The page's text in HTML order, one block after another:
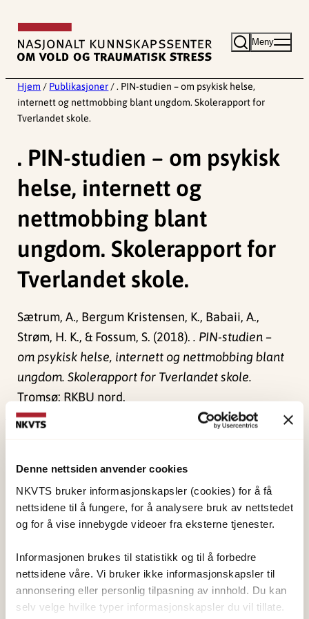
Denne nettsiden anvender cookies
NKVTS bruker informasjonskapsler (cookies) for å få
nettsidene til å fungere, for å analysere bruk av nettstedet
og for å vise innebygde videoer fra eksterne tjenester.
Informasjonen brukes til statistikk og til å forbedre
nettsidene våre. Vi bruker ikke informasjonskapsler til
annonsering eller personlig tilpasning av innhold. Du kan
selv velge hvilke typer informasjonskapsler du vil tillate.
innhold
Meny
Hjem / Publikasjoner / . PIN-studien – om psykisk helse,
internett og nettmobbing blant ungdom. Skolerapport for
Tverlandet skole.
. PIN-studien – om psykisk
helse, internett og
nettmobbing blant
ungdom. Skolerapport for
Tverlandet skole.
Sætrum, A., Bergum Kristensen, K., Babaii, A.,
Strøm, H. K., & Fossum, S. (2018).. PIN-studien –
om psykisk helse, internett og nettmobbing blant
ungdom. Skolerapport for Tverlandet skole.
Tromsø: RKBU nord.
NKVTS utvikler og sprer kunnskap og kompetanse
om vold og traumatisk stress. Formålet er å bidra
til å forebygge og redusere de helsemessige og